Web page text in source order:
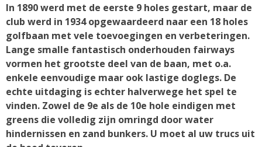
In 1890 werd met de eerste 9 holes gestart, maar de
club werd in 1934 opgewaardeerd naar een 18 holes
golfbaan met vele toevoegingen en verbeteringen.
Lange smalle fantastisch onderhouden fairways
vormen het grootste deel van de baan, met o.a.
enkele eenvoudige maar ook lastige doglegs. De
echte uitdaging is echter halverwege het spel te
vinden. Zowel de 9e als de 10e hole eindigen met
greens die volledig zijn omringd door water
hindernissen en zand bunkers. U moet al uw trucs uit